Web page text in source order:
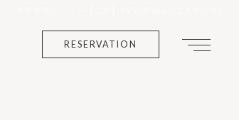
RESERVATION